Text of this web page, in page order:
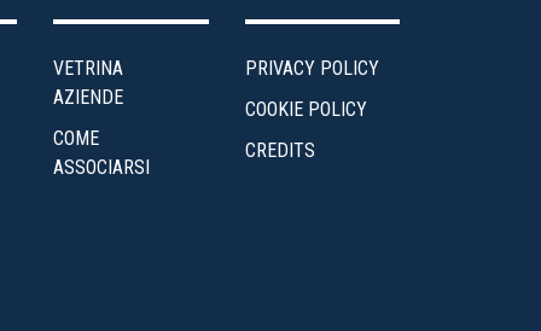
VETRINA
AZIENDE
COME
ASSOCIARSI
PRIVACY POLICY
COOKIE POLICY
CREDITS